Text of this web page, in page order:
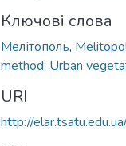
Ключові слова
Мелітополь,
method, Urban
URI
http://